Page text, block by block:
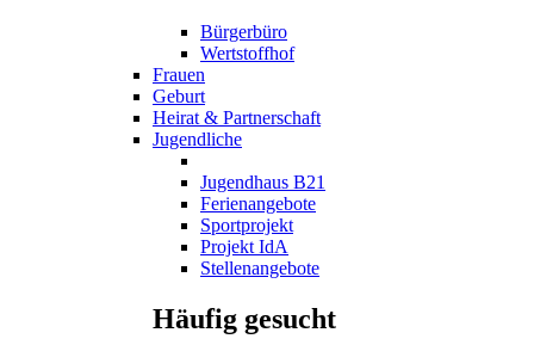
Bürgerbüro
Wertstoffhof
Frauen
Geburt
Heirat & Partnerschaft
Jugendliche
Jugendhaus B21
Ferienangebote
Sportprojekt
Projekt IdA
Stellenangebote
Häufig gesucht